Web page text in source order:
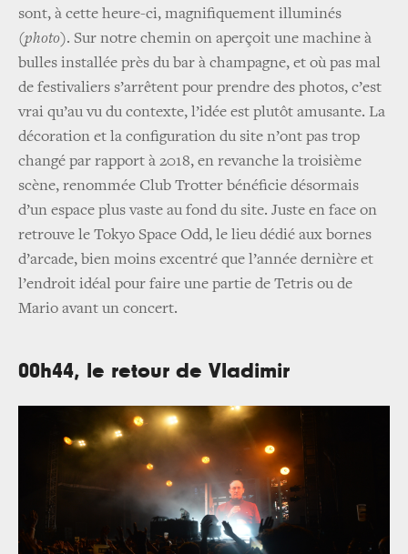
sont, à cette heure-ci, magnifiquement illuminés
(photo). Sur notre chemin on aperçoit une machine à
bulles installée près du bar à champagne, et où pas mal
de festivaliers s’arrêtent pour prendre des photos, c’est
vrai qu’au vu du contexte, l’idée est plutôt amusante. La
décoration et la configuration du site n’ont pas trop
changé par rapport à 2018, en revanche la troisième
scène, renommée Club Trotter bénéficie désormais
d’un espace plus vaste au fond du site. Juste en face on
retrouve le Tokyo Space Odd, le lieu dédié aux bornes
d’arcade, bien moins excentré que l’année dernière et
l’endroit idéal pour faire une partie de Tetris ou de
Mario avant un concert.
00h44, le retour de Vladimir